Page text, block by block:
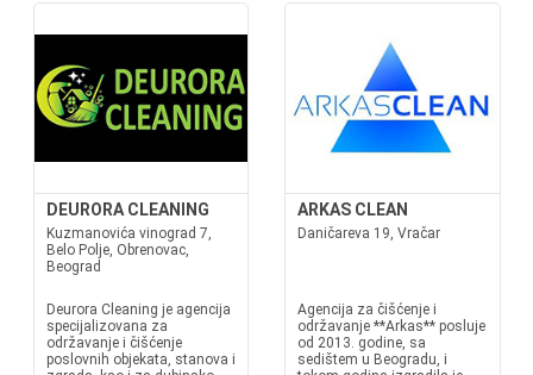
DEURORA CLEANING
Kuzmanovića vinograd 7,
Belo Polje, Obrenovac,
Beograd
Deurora Cleaning je agencija
specijalizovana za
održavanje i čišćenje
poslovnih objekata, stanova i
ARKAS CLEAN
Daničareva 19, Vračar
Agencija za čišćenje i
održavanje **Arkas** posluje
od 2013. godine, sa
sedištem u Beogradu, i